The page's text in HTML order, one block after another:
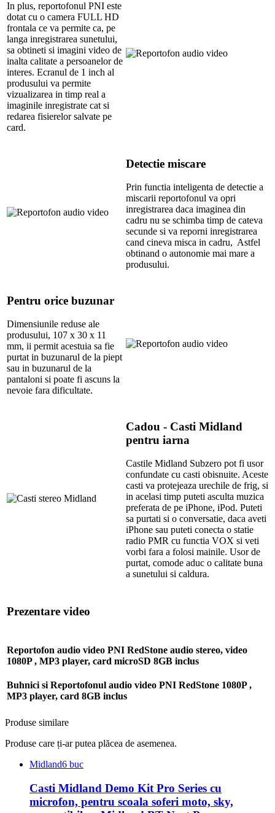
In plus, reportofonul PNI este
dotat cu o camera FULL HD
frontala ce va permite ca, pe
langa inregistrarea sunetului,
sa obtineti si imagini video de
inalta calitate a persoanelor de
interes. Ecranul de 1 inch al
produsului va permite
vizualizarea in timp real a
imaginile inregistrate cat si
redarea fisierelor salvate pe
card.
Detectie miscare
Prin functia inteligenta de detectie a
miscarii reportofonul va opri
inregistrarea daca imaginea din
cadru nu se schimba timp de cateva
secunde si va reporni inregistrarea
cand cineva misca in cadru, Astfel
obtinand o autonomie mai mare a
produsului.
Pentru orice buzunar
Dimensiunile reduse ale
produsului, 107 x 30 x 11
mm, ii permit acestuia sa fie
purtat in buzunarul de la piept
sau in buzunarul de la
pantaloni si poate fi ascuns la
nevoie fara dificultate.
Cadou - Casti Midland
pentru iarna
Castile Midland Subzero pot fi usor
confundate cu casti obisnuite. Aceste
casti va protejeaza urechile de frig, si
in acelasi timp puteti asculta muzica
preferata de pe iPhone, iPod. Puteti
sa purtati si o conversatie, daca aveti
iPhone sau puteti conecta o statie
radio PMR cu functia VOX si veti
vorbi fara a folosi mainile. Usor de
purtat, comode aduc o calitate buna
a sunetului si caldura.
Prezentare video
Reportofon audio video PNI RedStone audio stereo, video
1080P , MP3 player, card microSD 8GB inclus
Buhnici si Reportofonul audio video PNI RedStone 1080P ,
MP3 player, card 8GB inclus
Produse similare
Produse care ți-ar putea plăcea de asemenea.
Midland6 buc
Casti Midland Demo Kit Pro Series cu
microfon, pentru scoala soferi moto, sky,